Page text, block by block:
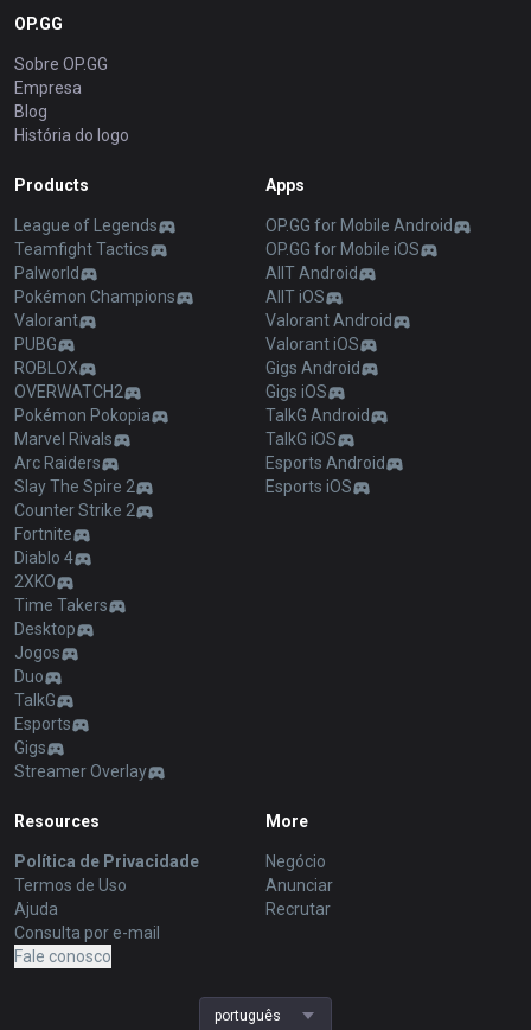
OP.GG
Sobre OP.GG
Empresa
Blog
História do logo
Products
League of Legends
Teamfight Tactics
Palworld
Pokémon Champions
Valorant
PUBG
ROBLOX
OVERWATCH2
Pokémon Pokopia
Marvel Rivals
Arc Raiders
Slay The Spire 2
Counter Strike 2
Fortnite
Diablo 4
2XKO
Time Takers
Desktop
Jogos
Duo
TalkG
Esports
Gigs
Streamer Overlay
Apps
OP.GG for Mobile Android
OP.GG for Mobile iOS
AllT Android
AllT iOS
Valorant Android
Valorant iOS
Gigs Android
Gigs iOS
TalkG Android
TalkG iOS
Esports Android
Esports iOS
Resources
Política de Privacidade
Termos de Uso
Ajuda
Consulta por e-mail
Fale conosco
More
Negócio
Anunciar
Recrutar
português